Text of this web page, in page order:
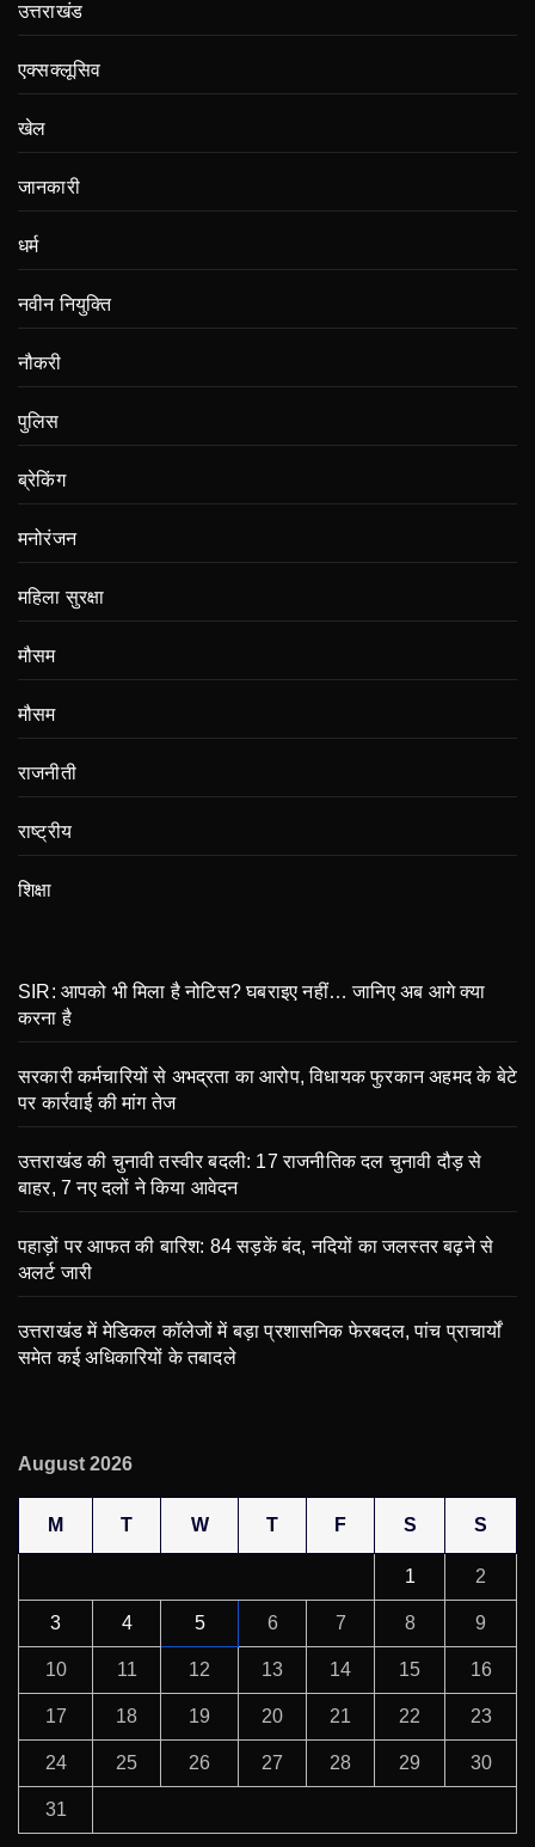
उत्तराखंड
एक्सक्लूसिव
खेल
जानकारी
धर्म
नवीन नियुक्ति
नौकरी
पुलिस
ब्रेकिंग
मनोरंजन
महिला सुरक्षा
मौसम
मौसम
राजनीती
राष्ट्रीय
शिक्षा
SIR: आपको भी मिला है नोटिस? घबराइए नहीं… जानिए अब आगे क्या
करना है
सरकारी कर्मचारियों से अभद्रता का आरोप, विधायक फुरकान अहमद के बेटे
पर कार्रवाई की मांग तेज
उत्तराखंड की चुनावी तस्वीर बदली: 17 राजनीतिक दल चुनावी दौड़ से
बाहर, 7 नए दलों ने किया आवेदन
पहाड़ों पर आफत की बारिश: 84 सड़कें बंद, नदियों का जलस्तर बढ़ने से
अलर्ट जारी
उत्तराखंड में मेडिकल कॉलेजों में बड़ा प्रशासनिक फेरबदल, पांच प्राचार्यों
समेत कई अधिकारियों के तबादले
August 2026
M T W T F S S
1 2
3 4 5 6 7 8 9
10 11 12 13 14 15 16
17 18 19 20 21 22 23
24 25 26 27 28 29 30
31